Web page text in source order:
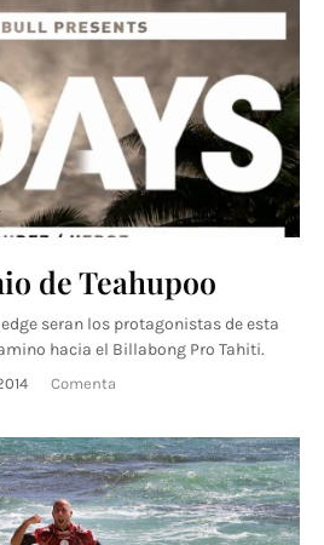
de Teahupoo
seran los protagonistas de esta
hacia el Billabong Pro Tahiti.
Comenta